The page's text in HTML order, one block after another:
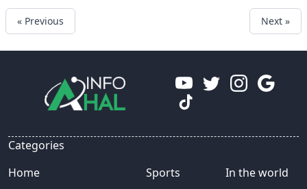
« Previous Next »
Categories
Home
Sports
In the world